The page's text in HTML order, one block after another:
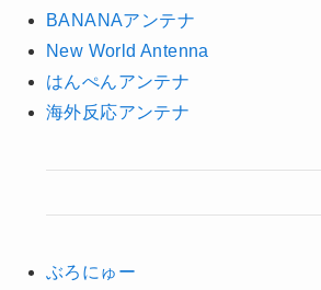
BANANAアンテナ
New World Antenna
はんぺんアンテナ
海外反応アンテナ
ぶろにゅー